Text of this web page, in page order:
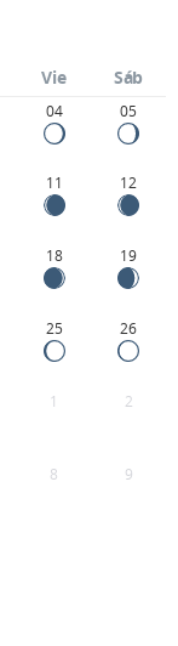
Vie Sáb
04 05
11 12
18 19
25 26
1 2
8 9